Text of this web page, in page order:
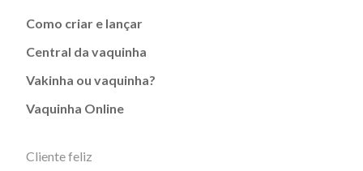
Como criar e lançar
Central da vaquinha
Vakinha ou vaquinha?
Vaquinha Online
Cliente feliz